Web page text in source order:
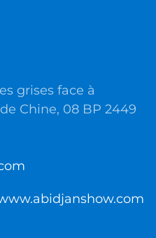
grises face à
Chine, 08 BP 2449